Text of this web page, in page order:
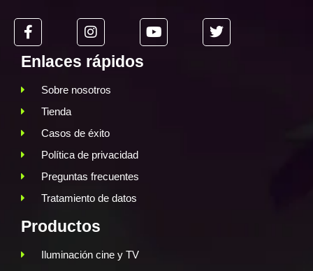
Enlaces rápidos
Sobre nosotros
Tienda
Casos de éxito
Política de privacidad
Preguntas frecuentes
Tratamiento de datos
Productos
Iluminación cine y TV